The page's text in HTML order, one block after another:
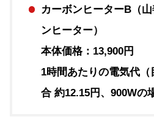
カーボンヒーターB（
ンヒーター）
本体価格：13,900円
1時間あたりの電気代
合 約12.15円、900Wの